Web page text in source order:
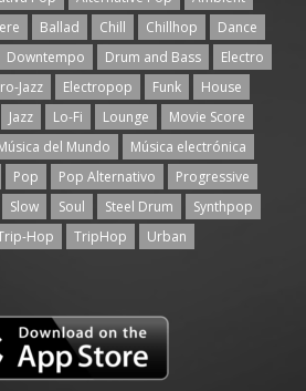
Ballad Chill Chillhop
Dance
Downtempo Drum and Bass
Electro
Jazz Electropop Funk
House
Jazz Lo-Fi Lounge
Movie Score
del Mundo
Música electrónica
Pop Pop Alternativo
Progressive
Slow Soul Steel Drum
Synthpop
Hop TripHop Urban